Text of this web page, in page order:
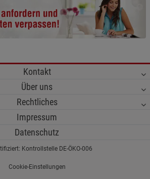
Kontakt
Über uns
Rechtliches
Impressum
Datenschutz
Kontrollstelle DE-ÖKO-006
Cookie-Einstellungen
Cookies (1) Funktionale
Cookies
anzeigen
(2) Statistik Cookies
Cookies
Informationen
(3)